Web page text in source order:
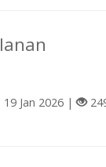
19 Jan 2026 |